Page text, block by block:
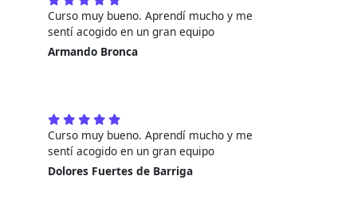
Curso muy bueno. Aprendí mucho y me
sentí acogido en un gran equipo
Armando Bronca
Curso muy bueno. Aprendí mucho y me
sentí acogido en un gran equipo
Dolores Fuertes de Barriga